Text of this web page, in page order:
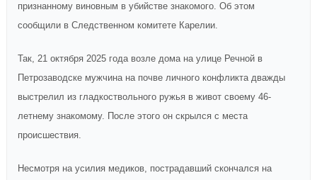
признанному виновным в убийстве знакомого. Об этом
сообщили в Следственном комитете Карелии.
Так, 21 октября 2025 года возле дома на улице Речной в
Петрозаводске мужчина на почве личного конфликта дважды
выстрелил из гладкоствольного ружья в живот своему 46-
летнему знакомому. После этого он скрылся с места
происшествия.
Несмотря на усилия медиков, пострадавший скончался на